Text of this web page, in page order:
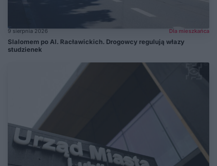
9 sierpnia 2026 Dla mieszkańca
Slalomem po Al. Racławickich. Drogowcy regulują włazy
studzienek